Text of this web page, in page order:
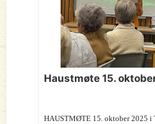
Haustmøte 15.
HAUSTMØTE 15. oktober 2025 i